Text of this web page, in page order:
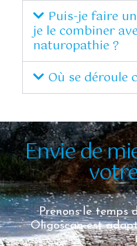
Puis-je faire
je le combiner
naturopathie ?
Où se déroule
Envie de
Prenons le temps
Oligoscan est